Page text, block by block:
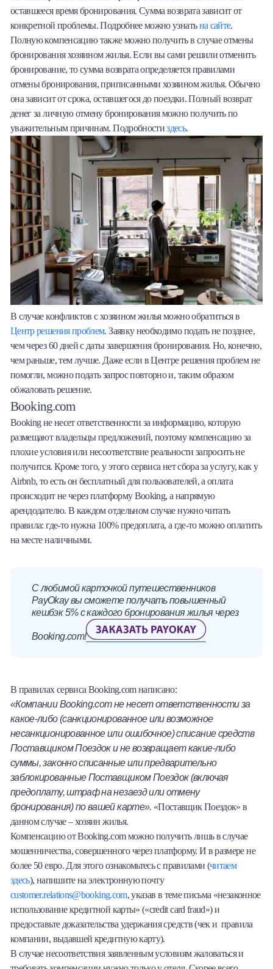
оставшееся время бронирования. Сумма возврата зависит от
конкретной проблемы. Подробнее можно узнатьна сайте.
Полную компенсацию также можно получить в случае отмены
бронирования хозяином жилья. Если вы сами решили отменить
бронирование, то сумма возврата определяется правилами
отмены бронирования, приписанными хозяином жилья. Обычно
она зависит от срока, оставшегося до поездки. Полный возврат
денег за личную отмену бронирования можно получить по
уважительным причинам. Подробностиздесь.
В случае конфликтов с хозяином жилья можно обратиться в
Центр решения проблем. Заявку необходимо подать не позднее,
чем через 60 дней с даты завершения бронирования. Но, конечно,
чем раньше, тем лучше. Даже если в Центре решения проблем не
помогли, можно подать запрос повторно и, таким образом
обжаловать решение.
Booking.com
Booking не несет ответственности за информацию, которую
размещают владельцы предложений, поэтому компенсацию за
плохие условия или несоответствие реальности запросить не
получится. Кроме того, у этого сервиса нет сбора за услугу, как у
Airbnb, то есть он бесплатный для пользователей, а оплата
происходит не через платформу Booking, а напрямую
арендодателю. В каждом отдельном случае нужно читать
правила: где-то нужна 100% предоплата, а где-то можно оплатить
на месте наличными.
С любимой карточкой путешественников
PayOkay вы сможете получать повышенный
кешбэк 5% с каждого бронирования жилья через
Booking.com!
В правилах сервиса Booking.com написано:
«Компании Booking.com не несет ответственности за
какое-либо (санкционированное или возможное
несанкционированное или ошибочное) списание средств
Поставщиком Поездок и не возвращает какие-либо
суммы, законно списанные или предварительно
заблокированные Поставщиком Поездок (включая
предоплату, штраф на незаезд или отмену
бронирования) по вашей карте». «Поставщик Поездок» в
данном случае – хозяин жилья.
Компенсацию от Booking.com можно получить лишь в случае
мошенничества, совершенного через платформу. И в размере не
более 50 евро. Для этого ознакомьтесь с правилами (читаем
здесь), напишите на электронную почту
customer.relations@booking.com, указав в теме письма «незаконное
использование кредитной карты» («credit card fraud») и
предоставьте доказательства удержания средств (чек и правила
компании, выдавшей кредитную карту).
В случае несоответствия заявленным условиям жаловаться и